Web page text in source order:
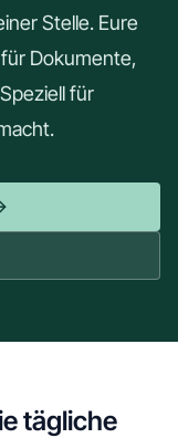
Stelle. Eure
Dokumente,
für
tägliche